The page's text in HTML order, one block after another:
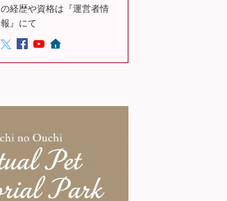
の経歴や資格は『運営者情
報』にて